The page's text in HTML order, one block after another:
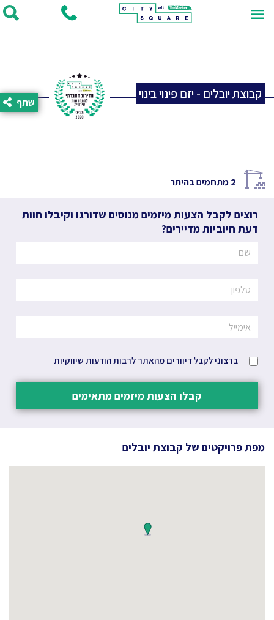
קבוצת יובלים - יזם פינוי בינוי
שתף
2מתחמים בהיתר
רוצים לקבל הצעות מיזמים מנוסים שדורגו וקיבלו חוות
דעת חיוביות מדיירים?
ברצוני לקבל דיוורים מהאתר לרבות הודעות שיווקיות
קבלו הצעות מיזמים מתאימים
מפת פרויקטים של קבוצת יובלים